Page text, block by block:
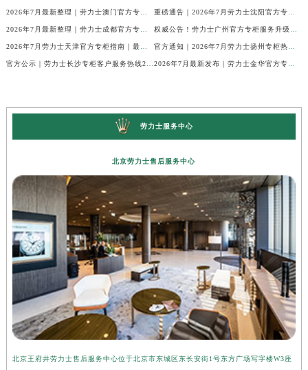
劳力士服务中心
北京劳力士售后服务中心
北京王府井劳力士售后服务中心位于北京市东城区东长安街1号东方广场写字楼W3座